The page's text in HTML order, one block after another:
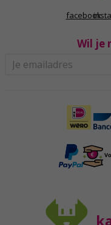
facebook
Wil je